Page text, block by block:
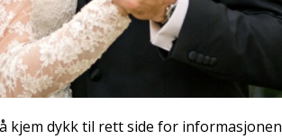
kjem dykk til rett side for informasjonen